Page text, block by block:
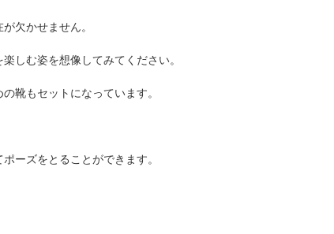
欠かせません。
しむ姿を想像してみてください。
靴もセットになっています。
ーズをとることができます。